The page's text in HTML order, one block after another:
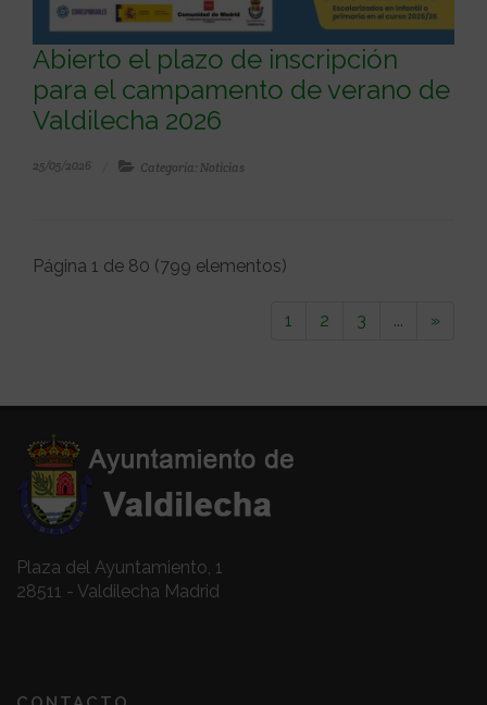
Abierto el plazo de inscripción
para el campamento de verano de
Valdilecha 2026
25/05/2026 Categoría: Noticias
Página 1 de 80 (799 elementos)
1 2 3 ... »
Plaza del Ayuntamiento, 1
28511 - Valdilecha Madrid